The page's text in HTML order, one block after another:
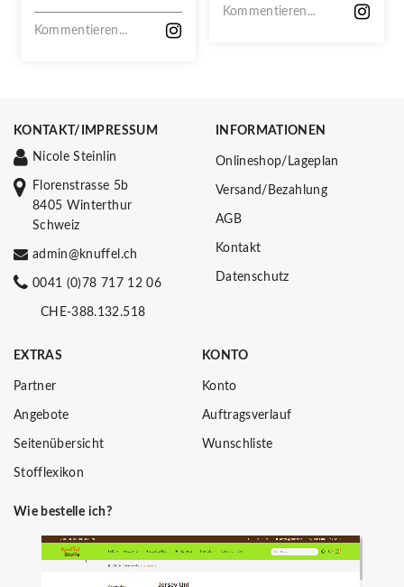
VERPASSEN!
Kommentieren...
Kommentieren...
KONTAKT/IMPRESSUM
Nicole Steinlin
Florenstrasse 5b
8405 Winterthur
Schweiz
admin@knuffel.ch
0041 (0)78 717 12 06
CHE-388.132.518
INFORMATIONEN
Onlineshop/Lageplan
Versand/Bezahlung
AGB
Kontakt
Datenschutz
EXTRAS
Partner
Angebote
Seitenübersicht
Stofflexikon
KONTO
Konto
Auftragsverlauf
Wunschliste
Wie bestelle ich?